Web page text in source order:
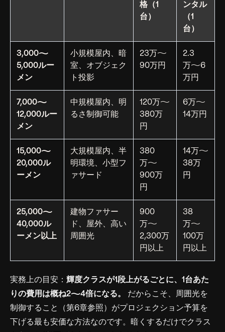
格（1
台）
ンタル
（1
台）
3,000〜
5,000ルー
メン
小規模屋内、暗
室、オブジェク
ト投影
23万〜
90万円
2.3
万〜6
万円
7,000〜
12,000ルー
メン
中規模屋内、明
るさ制御可能
120万〜
380万
円
6万〜
14万円
15,000〜
20,000ル
ーメン
大規模屋内、半
明環境、小型フ
ァサード
380
万〜
900万
円
14万〜
38万
円
25,000〜
40,000ル
ーメン以上
建物ファサー
ド、屋外、高い
周囲光
900
万〜
2,300万
円以上
38
万〜
100万
円以上
実務上の目安： 輝度クラスが1段上がるごとに、1台あた
りの費用は概ね2〜4倍になる。
だからこそ、周囲光を
制御すること（第6章参照）がプロジェクション予算を
下げる最も安価な方法なのです。暗くするだけでクラス